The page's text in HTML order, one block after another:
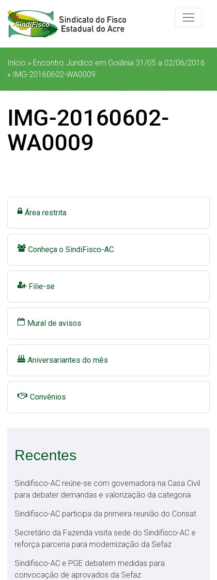
Início » Encontro Juridico em Goiânia 31/05 a 02/06/2016
» IMG-20160602-WA0009
IMG-20160602-
WA0009
Área restrita
Conheça o SindiFisco-AC
Filie-se
Mural de avisos
Aniversariantes do mês
Convênios
Recentes
Sindifisco-AC reúne-se com governadora na Casa Civil
para debater demandas e valorização da categoria
Sindifisco-AC participa da primeira reunião do Consat
Secretário da Fazenda visita sede do Sindifisco-AC e
reforça parceria para modernização da Sefaz
Sindifisco-AC e PGE debatem medidas para
convocação de aprovados da Sefaz